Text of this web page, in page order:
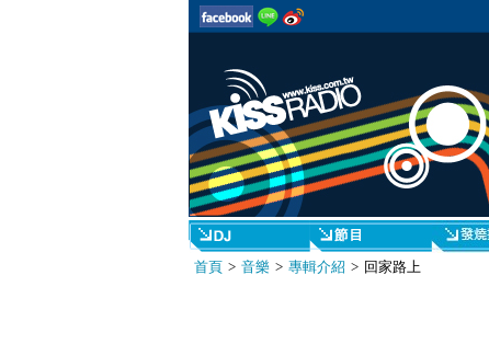
首頁> 音樂> 專輯介紹 > 回家路上